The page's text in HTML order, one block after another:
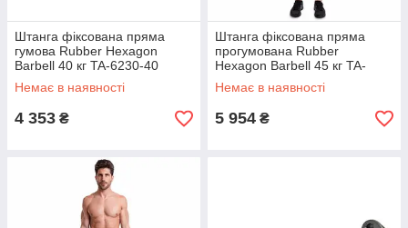
Штанга фіксована пряма
гумова Rubber Hexagon
Barbell 40 кг TA-6230-40
(гриф l-95 см)
Немає в наявності
4 353 ₴
Штанга фіксована пряма
прогумована Rubber
Hexagon Barbell 45 кг TA-
6230-45 (гриф l-95 см)
Немає в наявності
5 954 ₴